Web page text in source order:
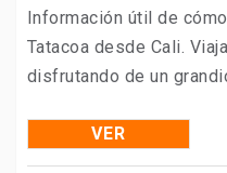
Información útil de
Tatacoa desde Cali.
disfrutando de un
VER